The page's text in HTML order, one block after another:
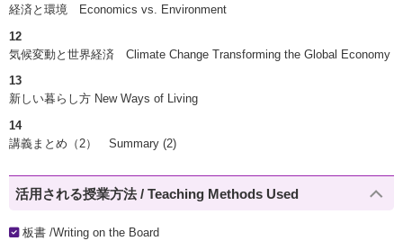
経済と環境 Economics vs. Environment
12
気候変動と世界経済 Climate Change Transforming the Global Economy
13
新しい暮らし方 New Ways of Living
14
講義まとめ（2） Summary (2)
活用される授業方法 / Teaching Methods Used
板書 /Writing on the Board